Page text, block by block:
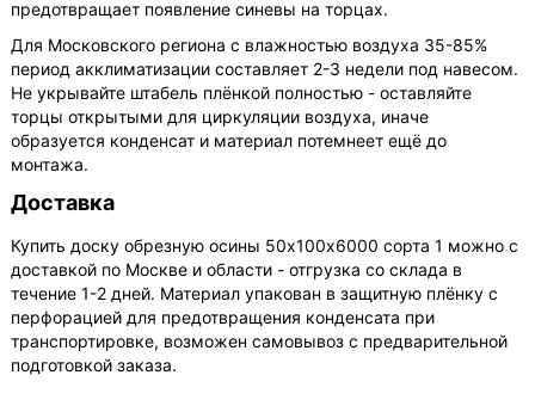
предотвращает появление синевы на торцах.
Для Московского региона с влажностью воздуха 35-85%
период акклиматизации составляет 2-3 недели под навесом.
Не укрывайте штабель плёнкой полностью - оставляйте
торцы открытыми для циркуляции воздуха, иначе
образуется конденсат и материал потемнеет ещё до
монтажа.
Доставка
Купить доску обрезную осины 50х100х6000 сорта 1 можно с
доставкой по Москве и области - отгрузка со склада в
течение 1-2 дней. Материал упакован в защитную плёнку с
перфорацией для предотвращения конденсата при
транспортировке, возможен самовывоз с предварительной
подготовкой заказа.